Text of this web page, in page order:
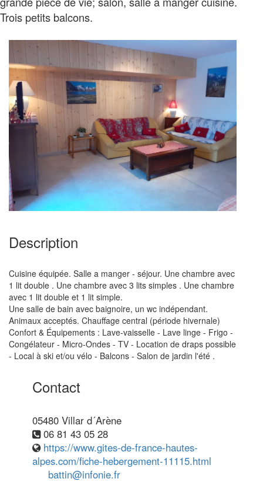
Trois petits balcons.
Description
Cuisine équipée. Salle a manger - séjour. Une chambre avec
1 lit double . Une chambre avec 3 lits simples . Une chambre
avec 1 lit double et 1 lit simple.
Une salle de bain avec baignoire, un wc indépendant.
Animaux acceptés. Chauffage central (période hivernale)
Confort & Équipements : Lave-vaisselle - Lave linge - Frigo -
Congélateur - Micro-Ondes - TV - Location de draps possible
- Local à ski et/ou vélo - Balcons - Salon de jardin l'été .
Contact
05480 Villar d´Arène
06 81 43 05 28
https://www.gites-de-france-hautes-
alpes.com/fiche-hebergement-11115.html
battin@infonie.fr